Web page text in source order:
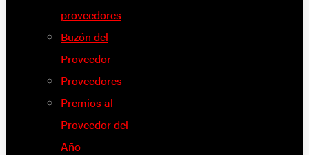
proveedores
Buzón del
Proveedor
Proveedores
Premios al
Proveedor del
Año